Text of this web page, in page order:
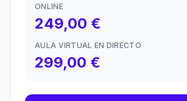
ONLINE
249,00 €
AULA VIRTUAL EN DIRECTO
299,00 €